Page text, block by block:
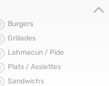
Burgers
Grillades
Lahmacun / Pide
Plats / Assiettes
Sandwichs